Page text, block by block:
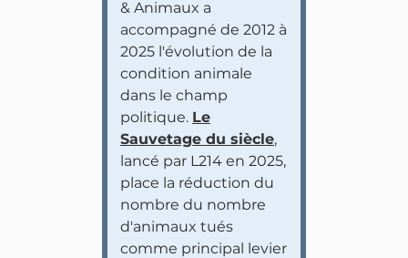
& Animaux a
accompagné de 2012 à
2025 l'évolution de la
condition animale
dans le champ
politique. Le
Sauvetage du siècle,
lancé par L214 en 2025,
place la réduction du
nombre du nombre
d'animaux tués
comme principal levier